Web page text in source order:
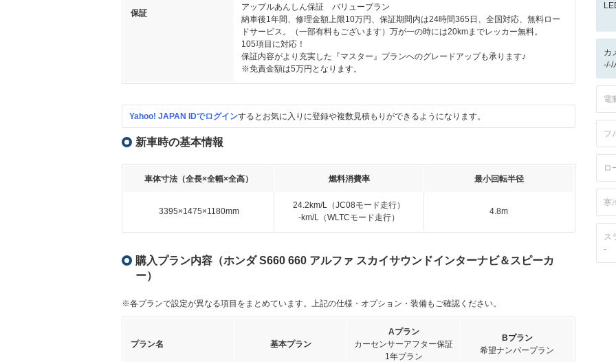
保証
アップルあんしん保証 バリュープラン
納車後1年間、修理金額上限10万円、保証期間内は24時間365日、全国対応、無料ロー
ドサービス。（一部有料もございます）万が一の時には20kmまでレッカー無料。
105項目に対応！
保証内容がより充実した『マスター』プランへのグレードアップも承ります♪
※免責金額は5万円となります。
Yahoo! JAPAN IDでログインするとお気に入りに登録や複数見積もりができるようになります。
新車時の基本情報
車体寸法（全長×全幅×全高） 燃料消費率 最小回転半径
3395×1475×1180mm
24.2km/L（JC08モード走行）
-km/L（WLTCモード走行）
4.8m
購入プラン内容（ホンダ S660 660 アルファ スカイサウンドインターナビ＆スピーカ
ー）
※各プランで設定が異なる項目をまとめています。上記の仕様・オプション・装備もご確認ください。
プラン名 基本プラン
Aプラン
カーセンサーアフター保証
1年プラン
Bプラン
希望ナンバープラン
カ
-/-/
電
フ
ロ
寒
ス
-